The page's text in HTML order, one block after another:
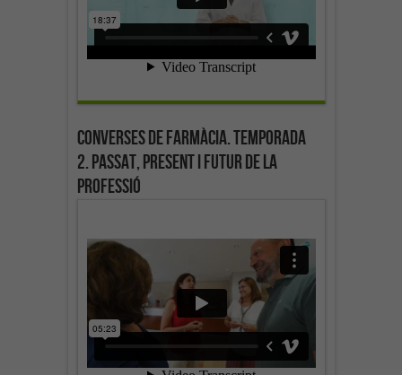
Converses de farmàcia. Temporada
2. Passat, present i futur de la
professió